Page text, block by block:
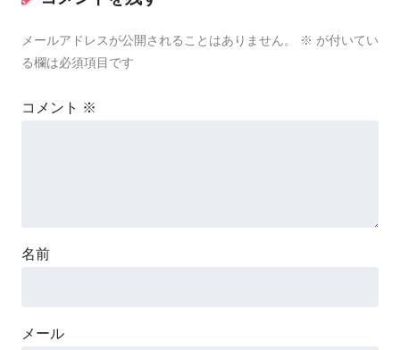
メールアドレスが公開されることはありません。 ※ が付いてい
る欄は必須項目です
コメント ※
名前
メール